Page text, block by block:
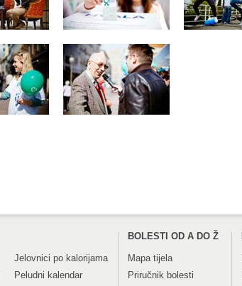
Jelovnici po kalorijama
Peludni kalendar
BOLESTI OD A DO Ž
Mapa tijela
Priručnik bolesti